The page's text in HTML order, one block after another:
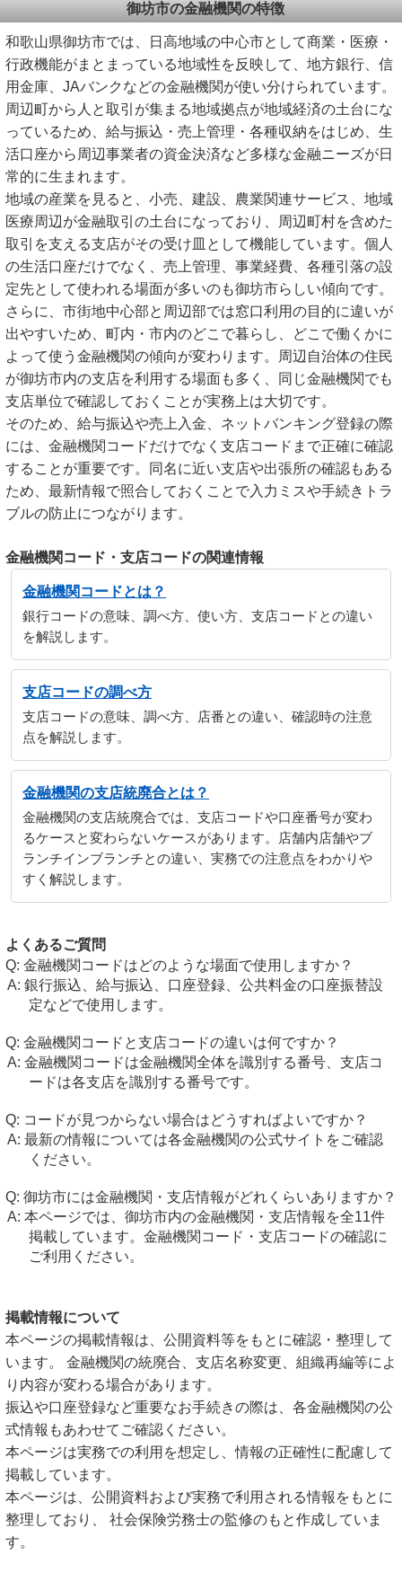
御坊市の金融機関の特徴
和歌山県御坊市では、日高地域の中心市として商業・医療・
行政機能がまとまっている地域性を反映して、地方銀行、信
用金庫、JAバンクなどの金融機関が使い分けられています。
周辺町から人と取引が集まる地域拠点が地域経済の土台にな
っているため、給与振込・売上管理・各種収納をはじめ、生
活口座から周辺事業者の資金決済など多様な金融ニーズが日
常的に生まれます。
地域の産業を見ると、小売、建設、農業関連サービス、地域
医療周辺が金融取引の土台になっており、周辺町村を含めた
取引を支える支店がその受け皿として機能しています。個人
の生活口座だけでなく、売上管理、事業経費、各種引落の設
定先として使われる場面が多いのも御坊市らしい傾向です。
さらに、市街地中心部と周辺部では窓口利用の目的に違いが
出やすいため、町内・市内のどこで暮らし、どこで働くかに
よって使う金融機関の傾向が変わります。周辺自治体の住民
が御坊市内の支店を利用する場面も多く、同じ金融機関でも
支店単位で確認しておくことが実務上は大切です。
そのため、給与振込や売上入金、ネットバンキング登録の際
には、金融機関コードだけでなく支店コードまで正確に確認
することが重要です。同名に近い支店や出張所の確認もある
ため、最新情報で照合しておくことで入力ミスや手続きトラ
ブルの防止につながります。
金融機関コード・支店コードの関連情報
金融機関コードとは？
銀行コードの意味、調べ方、使い方、支店コードとの違い
を解説します。
支店コードの調べ方
支店コードの意味、調べ方、店番との違い、確認時の注意
点を解説します。
金融機関の支店統廃合とは？
金融機関の支店統廃合では、支店コードや口座番号が変わ
るケースと変わらないケースがあります。店舗内店舗やブ
ランチインブランチとの違い、実務での注意点をわかりや
すく解説します。
よくあるご質問
金融機関コードはどのような場面で使用しますか？
銀行振込、給与振込、口座登録、公共料金の口座振替設
定などで使用します。
金融機関コードと支店コードの違いは何ですか？
金融機関コードは金融機関全体を識別する番号、支店コ
ードは各支店を識別する番号です。
コードが見つからない場合はどうすればよいですか？
最新の情報については各金融機関の公式サイトをご確認
ください。
御坊市には金融機関・支店情報がどれくらいありますか？
本ページでは、御坊市内の金融機関・支店情報を全11件
掲載しています。金融機関コード・支店コードの確認に
ご利用ください。
掲載情報について
本ページの掲載情報は、公開資料等をもとに確認・整理して
います。 金融機関の統廃合、支店名称変更、組織再編等によ
り内容が変わる場合があります。
振込や口座登録など重要なお手続きの際は、各金融機関の公
式情報もあわせてご確認ください。
本ページは実務での利用を想定し、情報の正確性に配慮して
掲載しています。
本ページは、公開資料および実務で利用される情報をもとに
整理しており、 社会保険労務士の監修のもと作成していま
す。